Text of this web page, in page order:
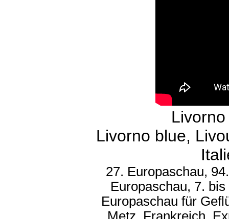
Livorno blue,
27. Europaschau,
Europaschau, 7.
Europaschau für
Metz, Frankreich.